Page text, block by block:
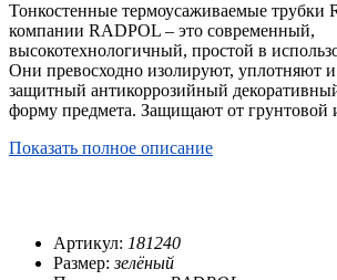
Тонкостенные термоусаживаемые трубки
компании RADPOL – это современный,
высокотехнологичный, простой в
Они превосходно изолируют, уплотняют
защитный антикоррозийный
форму предмета. Защищают от грунтовой
Показать полное описание
Артикул: 181240
Размер:зелёный